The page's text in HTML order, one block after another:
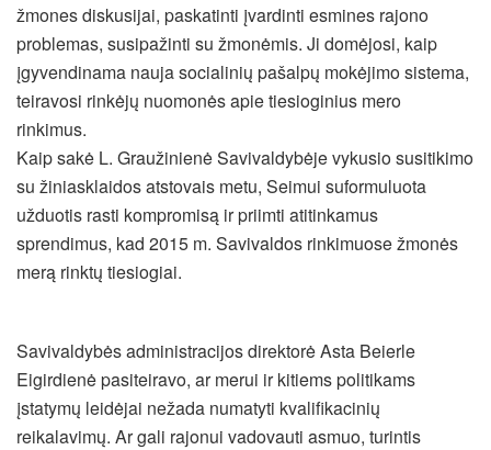
žmones diskusijai, paskatinti įvardinti esmines rajono
problemas, susipažinti su žmonėmis. Ji domėjosi, kaip
įgyvendinama nauja socialinių pašalpų mokėjimo sistema,
teiravosi rinkėjų nuomonės apie tiesioginius mero
rinkimus.
Kaip sakė L. Graužinienė Savivaldybėje vykusio susitikimo
su žiniasklaidos atstovais metu, Seimui suformuluota
užduotis rasti kompromisą ir priimti atitinkamus
sprendimus, kad 2015 m. Savivaldos rinkimuose žmonės
merą rinktų tiesiogiai.
Savivaldybės administracijos direktorė Asta Beierle
Eigirdienė pasiteiravo, ar merui ir kitiems politikams
įstatymų leidėjai nežada numatyti kvalifikacinių
reikalavimų. Ar gali rajonui vadovauti asmuo, turintis